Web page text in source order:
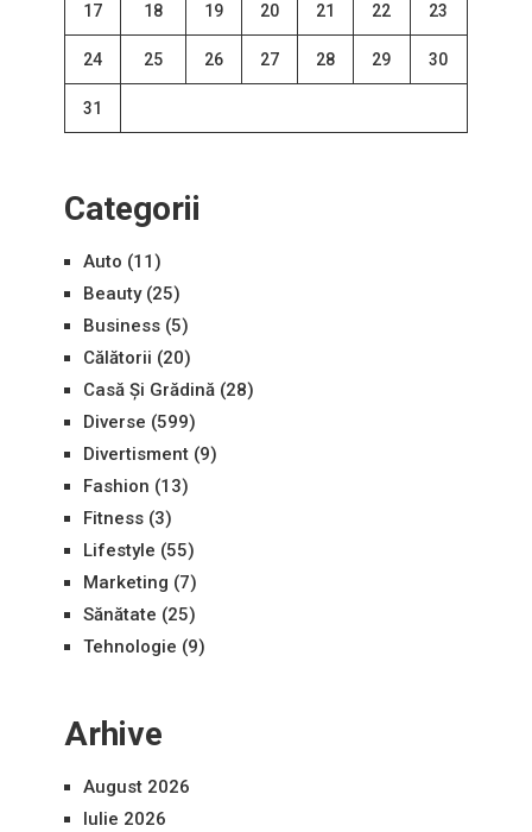
17 18 19 20 21 22 23
24 25 26 27 28 29 30
31
Categorii
Auto (11)
Beauty(25)
Business(5)
Călătorii (20)
Casă Și Grădină(28)
Diverse (599)
Divertisment(9)
Fashion (13)
Fitness(3)
Lifestyle (55)
Marketing (7)
Sănătate (25)
Tehnologie (9)
Arhive
August 2026
Iulie 2026